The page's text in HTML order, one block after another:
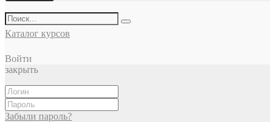
Каталог курсов
Войти
закрыть
Забыли пароль?